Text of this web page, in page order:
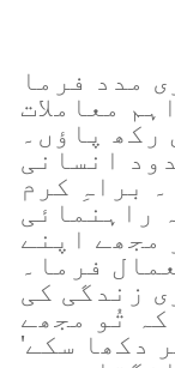
مدد فرما
معاملات
رکھ پاؤں۔
انسانی
براہِ کرم
راہنمائی
مجھے اپنے
فرما۔
زندگی کی
تُو مجھے
دکھا سکے'